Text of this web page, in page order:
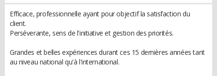
Efficace, professionnelle ayant pour objectif la satisfaction du
client.
Perséverante, sens de l'initiative et gestion des priorités.
Grandes et belles expériences durant ces 15 dernières années tant
au niveau national qu'à l'international.